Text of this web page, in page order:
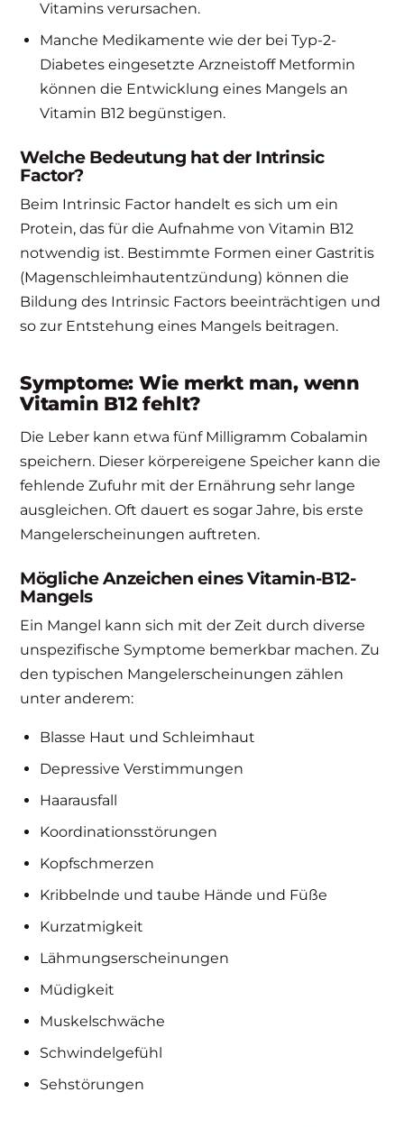
Vitamins verursachen.
Manche Medikamente wie der bei Typ-2-
Diabetes eingesetzte Arzneistoff Metformin
können die Entwicklung eines Mangels an
Vitamin B12 begünstigen.
Welche Bedeutung hat der Intrinsic
Factor?
Beim Intrinsic Factor handelt es sich um ein
Protein, das für die Aufnahme von Vitamin B12
notwendig ist. Bestimmte Formen einer Gastritis
(Magenschleimhautentzündung) können die
Bildung des Intrinsic Factors beeinträchtigen und
so zur Entstehung eines Mangels beitragen.
Symptome: Wie merkt man, wenn
Vitamin B12 fehlt?
Die Leber kann etwa fünf Milligramm Cobalamin
speichern. Dieser körpereigene Speicher kann die
fehlende Zufuhr mit der Ernährung sehr lange
ausgleichen. Oft dauert es sogar Jahre, bis erste
Mangelerscheinungen auftreten.
Mögliche Anzeichen eines Vitamin-B12-
Mangels
Ein Mangel kann sich mit der Zeit durch diverse
unspezifische Symptome bemerkbar machen. Zu
den typischen Mangelerscheinungen zählen
unter anderem:
Blasse Haut und Schleimhaut
Depressive Verstimmungen
Haarausfall
Koordinationsstörungen
Kopfschmerzen
Kribbelnde und taube Hände und Füße
Kurzatmigkeit
Lähmungserscheinungen
Müdigkeit
Muskelschwäche
Schwindelgefühl
Sehstörungen